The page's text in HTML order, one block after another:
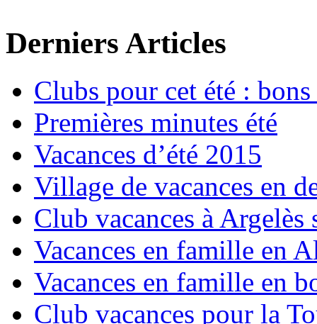
Derniers Articles
Clubs pour cet été :
Premières minutes été
Vacances d’été 2015
Village de vacances en
Club vacances à Argelès
Vacances en famille en
Vacances en famille en
Club vacances pour la